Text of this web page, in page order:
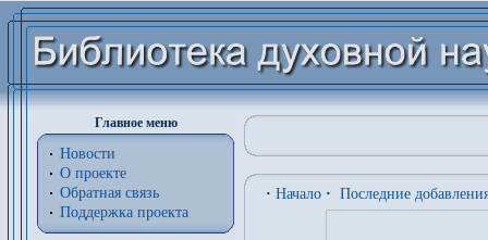
Главное меню
Новости
О проекте
Обратная связь
Поддержка проекта
· Начало · Последние